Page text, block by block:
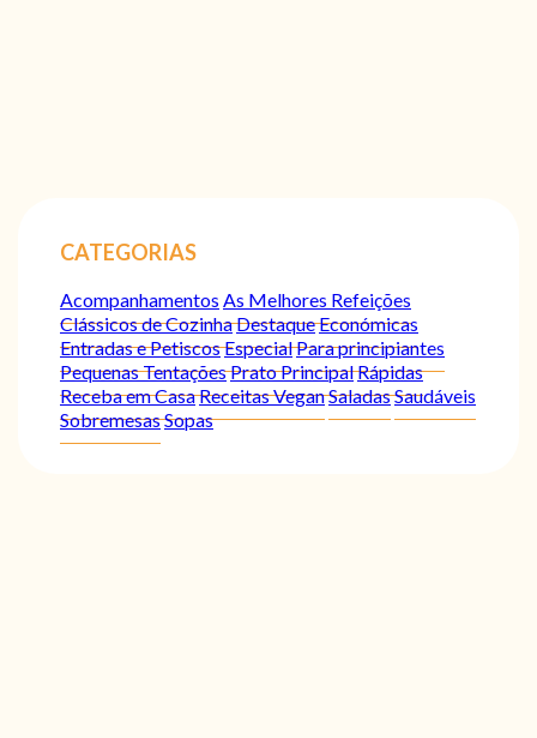
CATEGORIAS
Acompanhamentos As Melhores Refeições
Clássicos de CozinhaDestaqueEconómicas
Entradas e PetiscosEspecialPara principiantes
Pequenas TentaçõesPrato PrincipalRápidas
Receba em CasaReceitas VeganSaladasSaudáveis
SobremesasSopas